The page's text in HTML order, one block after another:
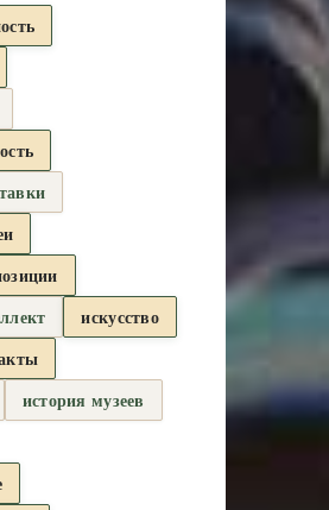
искусство
история музеев